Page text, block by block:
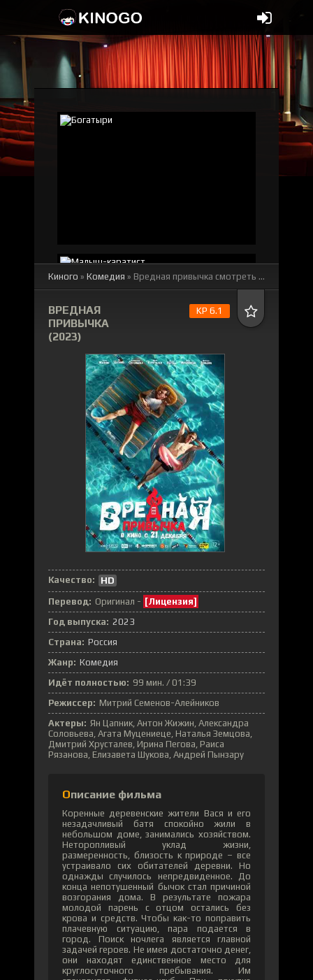
Киного » Комедия » Вредная привычка смотреть онлайн бесплатно
ВРЕДНАЯ
ПРИВЫЧКА
(2023)
KP 6.1
Качество:
HD
Перевод: Оригинал - [Лицензия]
Год выпуска: 2023
Страна: Россия
Жанр: Комедия
Идёт полностью: 99 мин. / 01:39
Режиссер: Митрий Семенов-Алейников
Актеры: Ян Цапник, Антон Жижин, Александра
Соловьева, Агата Муцениеце, Наталья Земцова,
Дмитрий Хрусталев, Ирина Пегова, Раиса
Рязанова, Елизавета Шукова, Андрей Пынзару
Описание фильма
Коренные деревенские жители Вася и его
незадачливый батя спокойно жили в
небольшом доме, занимались хозяйством.
Неторопливый уклад жизни,
размеренность, близость к природе – все
устраивало сих обитателей деревни. Но
однажды случилось непредвиденное. До
конца непотушенный бычок стал причиной
возгорания дома. В результате пожара
молодой парень с отцом остались без
крова и средств. Чтобы как-то поправить
плачевную ситуацию, пара подается в
город. Поиск ночлега является главной
задачей героев. Не имея достаточно денег,
они находят единственное место для
круглосуточного пребывания. Им